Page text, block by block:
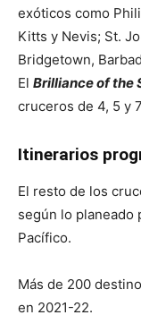
exóticos como
Kitts y Nevis; St.
Bridgetown,
El Brilliance of the
cruceros de 4, 5 y
Itinerarios
El resto de los
según lo planeado
Pacífico.
Más de 200
en 2021-22.